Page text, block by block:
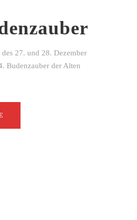
27. und 28. Dezember
Budenzauber der Alten